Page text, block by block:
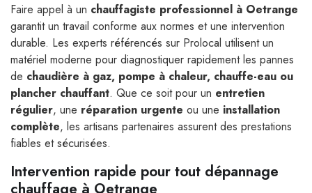
Faire appel à un chauffagiste professionnel à Oetrange
garantit un travail conforme aux normes et une intervention
durable. Les experts référencés sur Prolocal utilisent un
matériel moderne pour diagnostiquer rapidement les pannes
de chaudière à gaz, pompe à chaleur, chauffe-eau ou
plancher chauffant. Que ce soit pour un entretien
régulier, une réparation urgente ou une installation
complète, les artisans partenaires assurent des prestations
fiables et sécurisées.
Intervention rapide pour tout dépannage
chauffage à Oetrange